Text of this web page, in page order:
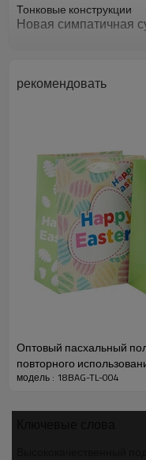
Тонковые конструкции
Новая симпатичная
свадебные подарочные
рекомендовать
Оптовый пасхальный
повторного
2 дизайнами в
модель : 18BAG-TL-004